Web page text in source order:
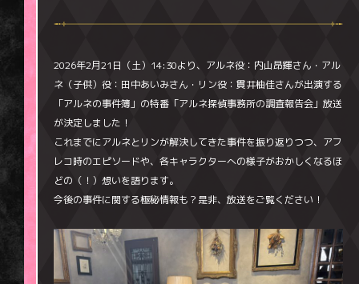
2026年2月21日（土）14:30より、 アルネ役：内山昂輝さん・アル
ネ（子供）役：田中あいみさん・リン役：貫井柚佳さんが出演する
「アルネの事件簿」の特番「アルネ探偵事務所の調査報告会」 放送
が決定しました！
これまでにアルネとリンが解決してきた事件を振り返りつつ、 アフ
レコ時のエピソードや、各キャラクターへの様子がおかしくなるほ
どの（！）想いを語ります。
今後の事件に関する極秘情報も？是非、放送をご覧ください！